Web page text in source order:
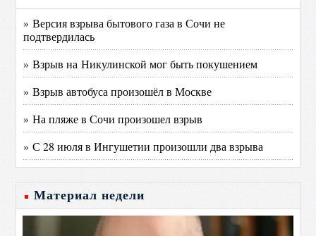
» Версия взрыва бытового газа в Сочи не
подтвердилась
» Взрыв на Никулинской мог быть покушением
» Взрыв автобуса произошёл в Москве
» На пляже в Сочи произошел взрыв
» С 28 июля в Ингушетии произошли два взрыва
Материал недели